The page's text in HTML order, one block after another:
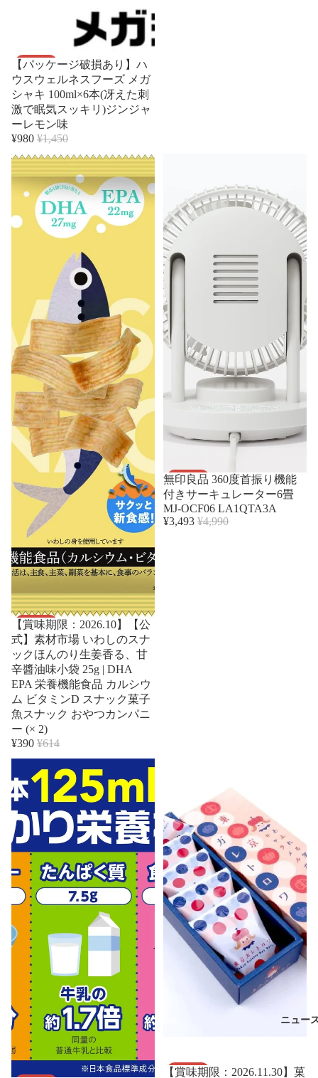
ニュー
【パッケージ破損あり】ハ
ウスウェルネスフーズ メガ
シャキ 100ml×6本(冴えた刺
激で眠気スッキリ)ジンジャ
ーレモン味
¥980 ¥1,450
セール
【賞味期限：2026.10】【公
式】素材市場 いわしのスナ
ックほんのり生姜香る、甘
辛醬油味小袋 25g | DHA
EPA 栄養機能食品 カルシウ
ム ビタミンD スナック菓子
魚スナック おやつカンパニ
ー (× 2)
¥390 ¥614
無印良品 360度首振り機能
付きサーキュレーター6畳
MJ-OCF06 LA1QTA3A
¥3,493 ¥4,990
【賞味期限：2026.11.30】菓